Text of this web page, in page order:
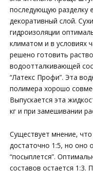
последующую разделку
декоративный слой.
гидроизоляции
климатом и в условиях
решено готовить
водоотталкивающей
“Латекс Профи”. Эта
полимера хорошо
Выпускается эта
кг и при замешивании
Существует мнение,
достаточно 1:5, но оно
“посыплется”.
составов остается 1:3.